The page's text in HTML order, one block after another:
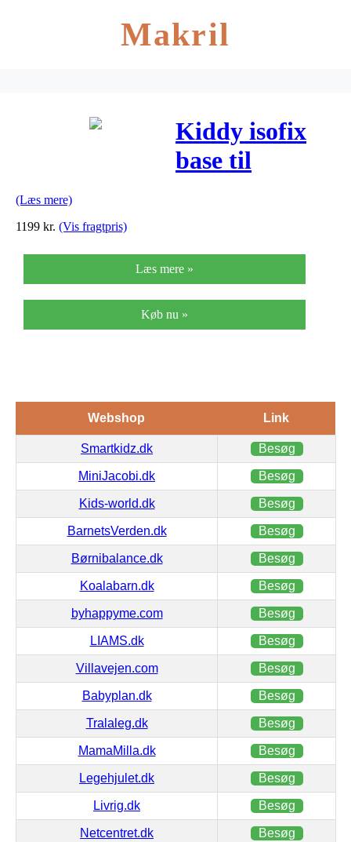
Makril
Kiddy isofix
base til
(Læs mere)
1199 kr. (Vis fragtpris)
Læs mere »
Køb nu »
Webshop Link
Smartkidz.dk Besøg
MiniJacobi.dk Besøg
Kids-world.dk Besøg
BarnetsVerden.dk Besøg
Børnibalance.dk Besøg
Koalabarn.dk Besøg
byhappyme.com Besøg
LIAMS.dk Besøg
Villavejen.com Besøg
Babyplan.dk Besøg
Tralaleg.dk Besøg
MamaMilla.dk Besøg
Legehjulet.dk Besøg
Livrig.dk Besøg
Netcentret.dk Besøg